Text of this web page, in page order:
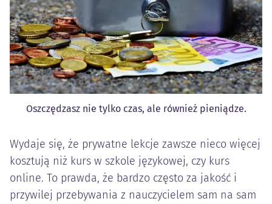
Oszczędzasz nie tylko czas, ale również pieniądze.
Wydaje się, że prywatne lekcje zawsze nieco więcej
kosztują niż kurs w szkole językowej, czy kurs
online. To prawda, że bardzo często za jakość i
przywilej przebywania z nauczycielem sam na sam